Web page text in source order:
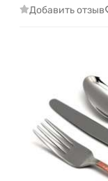
Добавить отзыв